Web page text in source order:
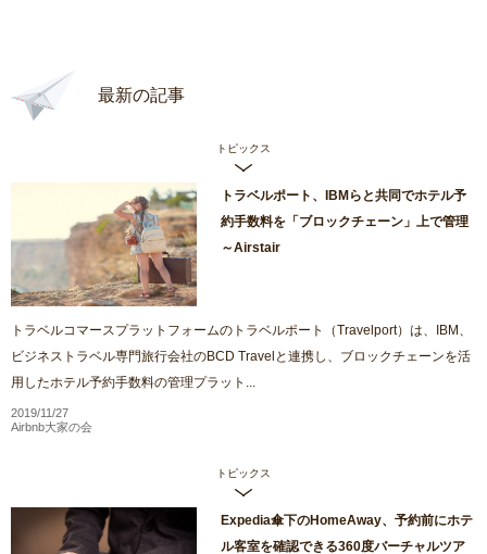
最新の記事
トピックス
トラベルポート、IBMらと共同でホテル予
約手数料を「ブロックチェーン」上で管理
～Airstair
トラベルコマースプラットフォームのトラベルポート（Travelport）は、IBM、
ビジネストラベル専門旅行会社のBCD Travelと連携し、ブロックチェーンを活
用したホテル予約手数料の管理プラット...
2019/11/27
Airbnb大家の会
トピックス
Expedia傘下のHomeAway、予約前にホテ
ル客室を確認できる360度バーチャルツア